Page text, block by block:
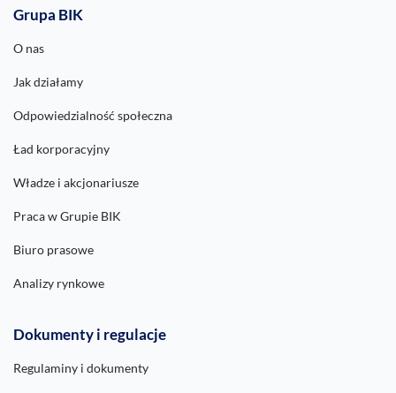
Grupa BIK
O nas
Jak działamy
Odpowiedzialność społeczna
Ład korporacyjny
Władze i akcjonariusze
Praca w Grupie BIK
Biuro prasowe
Analizy rynkowe
Dokumenty i regulacje
Regulaminy i dokumenty